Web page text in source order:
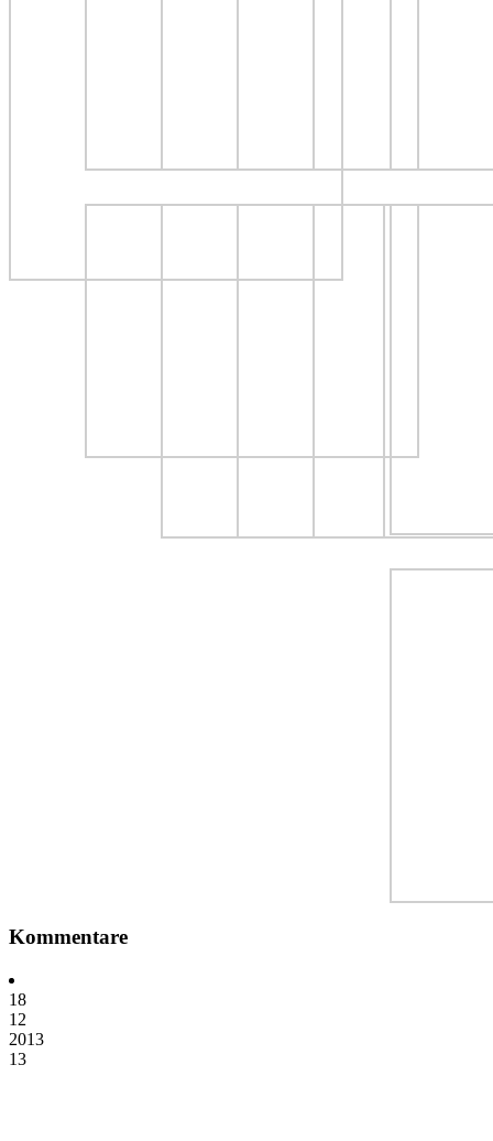
Kommentare
18
12
2013
13